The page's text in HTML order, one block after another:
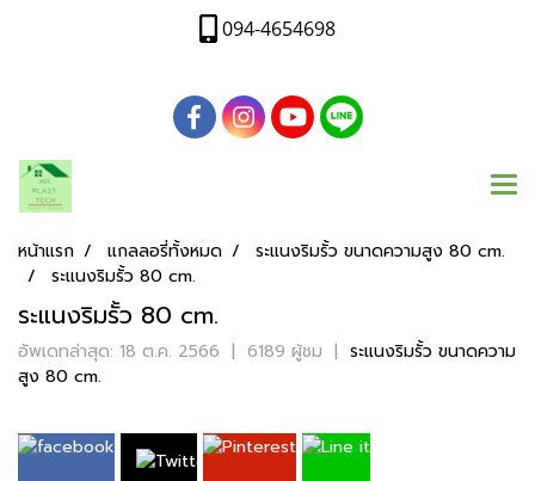
094-4654698
หน้าแรก แกลลอรี่ทั้งหมด
ระแนงริมรั้ว ขนาดความสูง 80 cm.
ระแนงริมรั้ว 80 cm.
ระแนงริมรั้ว 80 cm.
อัพเดทล่าสุด: 18 ต.ค. 2566 | 6189 ผู้ชม | ระแนงริมรั้ว ขนาดความ
สูง 80 cm.